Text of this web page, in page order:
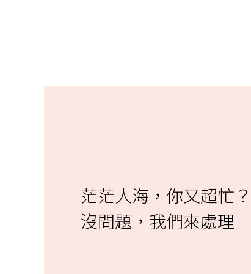
茫茫人海，你又超忙？
沒問題，我們來處理